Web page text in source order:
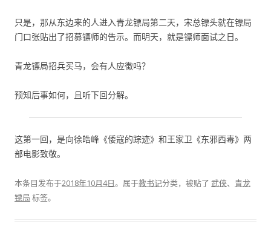
只是，那从东边来的人进入青龙镖局第二天，宋总镖头就在镖局
门口张贴出了招募镖师的告示。而明天，就是镖师面试之日。
青龙镖局招兵买马，会有人应徴吗？
预知后事如何，且听下回分解。
这第一回，是向徐皓峰《倭寇的踪迹》和王家卫《东邪西毒》两
部电影致敬。
本条目发布于2018年10月4日。属于教书记分类，被贴了 武侠、 青龙
镖局 标签。